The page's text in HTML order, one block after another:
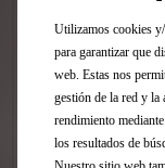
su
la
Utilizamos cookies
para garantizar que
web. Estas nos
gestión de la red y la
rendimiento
los resultados de